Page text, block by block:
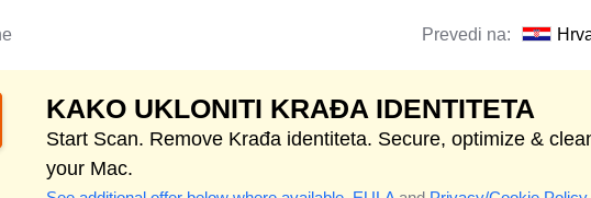
Prevedi na:
KAKO UKLONITI KRAĐA IDENTITETA
Start Scan. Remove Krađa identiteta. Secure, optimize &
your Mac.